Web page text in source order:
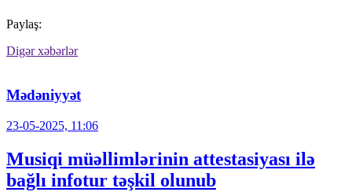
Paylaş:
Digər xəbərlər
Mədəniyyət
23-05-2025, 11:06
Musiqi müəllimlərinin attestasiyası ilə
bağlı infotur təşkil olunub